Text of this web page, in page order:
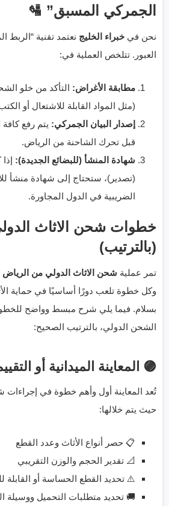
الجمركي المسبق” 🛂
نحن في خبراء الخليج نعتمد تقنية
العبور. تتلخص العملية في:
مطابقة الأغراض: التأكد من خلو
(مثل المواد القابلة للاشتعال أو
إصدار البيان الجمركي: يتم رفع كافة
قبل تحرك الشاحنة من الرياض.
شهادة المنشأ (للبضائع الجديدة):
(تصدير)، ستحتاج إلى شهادة منشأ
الضريبية في الدول المجاورة.
خطوات شحن الاثاث
(بالترتيب)
تمر عملية شحن الاثاث الدولي من الرياض
وكل خطوة تلعب دورًا أساسيًا في حماية
بسلام. فيما يلي شرح مبسط وواضح
الشحن الدولي، بالترتيب الصحيح:
🟣 المعاينة الميدانية أو
تُعد المعاينة أول وأهم خطوة في
حيث يتم خلالها:
📋 حصر أنواع الأثاث وعدد القطع
📐 تقدير الحجم والوزن التقريبي
⚠️ تحديد القطع الحساسة أو القابلة
🚚 تحديد متطلبات التحميل ووسيلة